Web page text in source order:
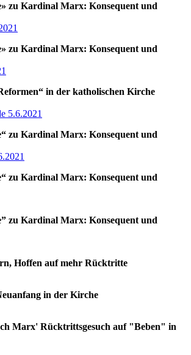
zu Kardinal Marx: Konsequent und
zu Kardinal Marx: Konsequent und
in der katholischen Kirche
5.6.2021
zu Kardinal Marx: Konsequent und
zu Kardinal Marx: Konsequent und
zu Kardinal Marx: Konsequent und
Hoffen auf mehr Rücktritte
in der Kirche
Marx' Rücktrittsgesuch auf "Beben" in